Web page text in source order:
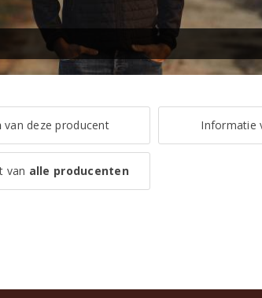
van deze producent Informatie
van alle producenten